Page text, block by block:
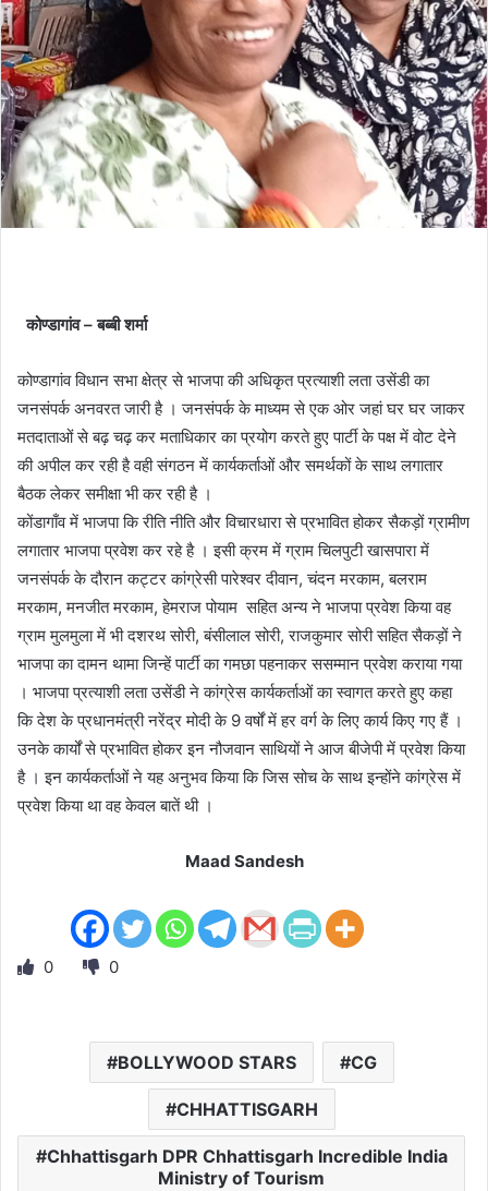
कोण्डागांव – बब्बी शर्मा
कोण्डागांव विधान सभा क्षेत्र से भाजपा की अधिकृत प्रत्याशी लता उसेंडी का
जनसंपर्क अनवरत जारी है । जनसंपर्क के माध्यम से एक ओर जहां घर घर जाकर
मतदाताओं से बढ़ चढ़ कर मताधिकार का प्रयोग करते हुए पार्टी के पक्ष में वोट देने
की अपील कर रही है वही संगठन में कार्यकर्ताओं और समर्थकों के साथ लगातार
बैठक लेकर समीक्षा भी कर रही है ।
कोंडागाँव में भाजपा कि रीति नीति और विचारधारा से प्रभावित होकर सैकड़ों ग्रामीण
लगातार भाजपा प्रवेश कर रहे है । इसी क्रम में ग्राम चिलपुटी खासपारा में
जनसंपर्क के दौरान कट्टर कांग्रेसी पारेश्वर दीवान, चंदन मरकाम, बलराम
मरकाम, मनजीत मरकाम, हेमराज पोयाम सहित अन्य ने भाजपा प्रवेश किया वह
ग्राम मुलमुला में भी दशरथ सोरी, बंसीलाल सोरी, राजकुमार सोरी सहित सैकड़ों ने
भाजपा का दामन थामा जिन्हें पार्टी का गमछा पहनाकर ससम्मान प्रवेश कराया गया
। भाजपा प्रत्याशी लता उसेंडी ने कांग्रेस कार्यकर्ताओं का स्वागत करते हुए कहा
कि देश के प्रधानमंत्री नरेंद्र मोदी के 9 वर्षों में हर वर्ग के लिए कार्य किए गए हैं ।
उनके कार्यों से प्रभावित होकर इन नौजवान साथियों ने आज बीजेपी में प्रवेश किया
है । इन कार्यकर्ताओं ने यह अनुभव किया कि जिस सोच के साथ इन्होंने कांग्रेस में
प्रवेश किया था वह केवल बातें थी ।
Maad Sandesh
0 0
BOLLYWOOD STARS CG
CHHATTISGARH
Chhattisgarh DPR Chhattisgarh Incredible India
Ministry of Tourism